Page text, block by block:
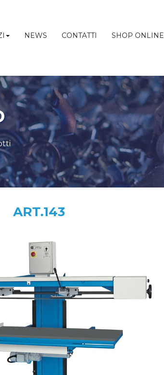
NEWS CONTATTI SHOP ONLINE
ART.143